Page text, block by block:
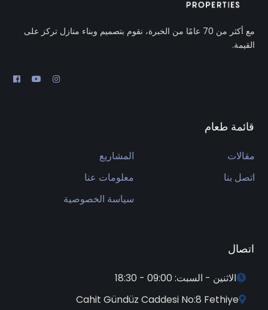
مع أكثر من 70 عامًا من الخبرة، نقوم بتصميم وبناء منازل تركز على
القيمة.
قائمة طعام
المشاريع
مقالات
معلومات عنا
اتصل بنا
سياسة الخصوصية
اتصال
الاثنين - السبت: 09:00 - 18:30
Cahit Gündüz Caddesi No:8 Fethiye